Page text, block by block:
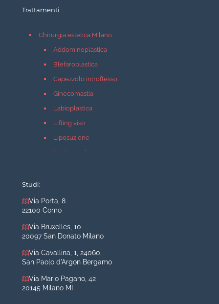
Trattamenti
Chirurgia estetica Milano
Addominoplastica
Blefaroplastica
Capezzolo introflesso
Ginecomastia
Labioplastica
Lifting viso
Liposuzione
Mastopessi
Rinoplastica
Medicina estetica Milano
Acido ialuronico viso
Aumento labbra
Filler
Studi:
Via Porta, 8
22100 Como
Via Bruxelles, 10
20097 San Donato Milano
Via Cavallina, 1, 24060,
San Paolo d'Argon Bergamo
Via Mario Pagano, 42
20145 Milano MI